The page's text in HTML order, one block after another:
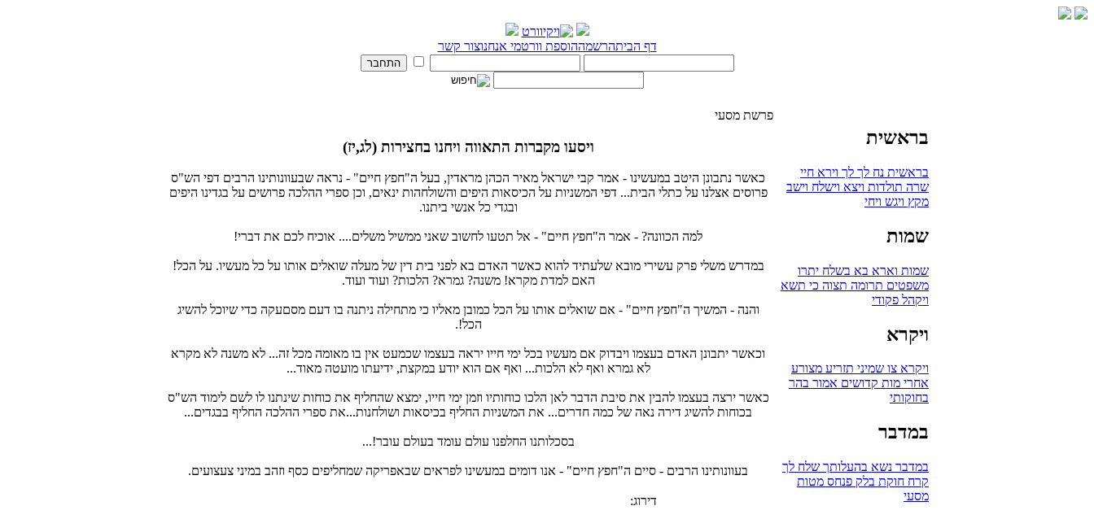
דף הביתהרשמההוספת וורטמי אנחנוצור קשר
בראשית
בראשית נח לך לך וירא חיי
שרה תולדות ויצא וישלח וישב
מקץ ויגש ויחי
שמות
שמות וארא בא בשלח יתרו
משפטים תרומה תצוה כי תשא
ויקהל פקודי
ויקרא
ויקרא צו שמיני תזריע מצורע
אחרי מות קדושים אמור בהר
בחוקותי
במדבר
במדבר נשא בהעלותך שלח לך
קרח חוקת בלק פנחס מטות
מסעי
פרשת מסעי
ויסעו מקברות התאווה ויחנו בחצירות (לג,יז)
כאשר נתבונן היטב במעשינו - אמר קבי ישראל מאיר הכהן מראדין, בעל ה"חפץ חיים" - נראה שבעוונותינו הרבים דפי הש"ס
פרוסים אצלנו על כתלי הבית... דפי המשניות על הכיסאות היפים והשולחהות ינאים, וכן ספרי ההלכה פרושים על בגדינו היפים
ובגדי כל אנשי ביתנו.
למה הכוונה? - אמר ה"חפץ חיים" - אל תטעו לחשוב שאני ממשיל משלים.... אוכיח לכם את דברי!
במדרש משלי פרק עשירי מובא שלעתיד להוא כאשר האדם בא לפני בית דין של מעלה שואלים אותו על כל מעשיו. על הכל!
האם למדת מקרא! משנה? גמרא? הלכות? ועוד ועוד.
והנה - המשיך ה"חפץ חיים" - אם שואלים אותו על הכל כמובן מאליו כי מתחילה ניתנה בו דעם מסםעקה כדי שיוכל להשיג
הכל!.
וכאשר יתבונן האדם בעצמו ויבדוק אם מעשיו בכל ימי חייו יראה בעצמו שכמעט אין בו מאומה מכל זה... לא משנה לא מקרא
לא גמרא ואף לא הלכות... ואף אם הוא יודע במקצת, ידיעתו מועטה מאוד...
כאשר ירצה בעצמו להבין את סיבת הדבר לאן הלכו כוחותיו וזמן ימי חייו, ימצא שהחליף את כוחות שינתנו לו לשם לימוד הש"ס
בכוחות להשיג דירה נאה של כמה חדרים... את המשניות החליף בכיסאות ושולחנות...את ספרי ההלכה החליף בבגדים...
בסכלותנו החלפנו עולם עומד בעולם עובר!...
בעוונותינו הרבים - סיים ה"חפץ חיים" - אנו דומים במעשינו לפראים שבאפריקה שמחליפים כסף וזהב במיני צעצועים.
דירוג: